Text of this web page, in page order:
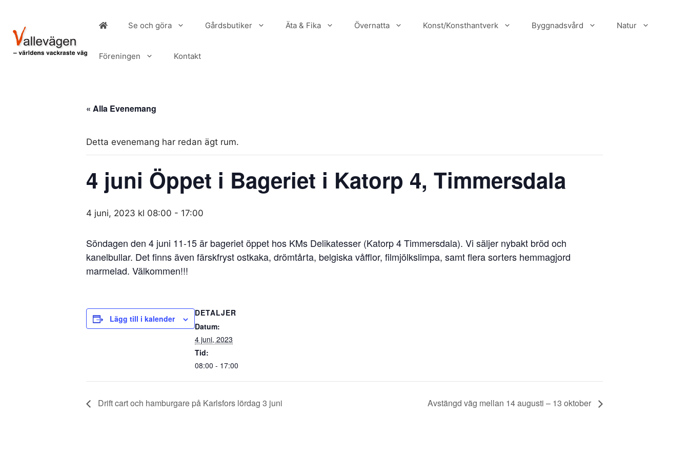
innehåll
Se och göra Gårdsbutiker Äta & Fika Övernatta Konst/Konsthantverk Byggnadsvård Natur
Föreningen Kontakt
« Alla Evenemang
Detta evenemang har redan ägt rum.
4 juni Öppet i Bageriet i Katorp 4, Timmersdala
4 juni, 2023 kl 08:00 - 17:00
Söndagen den 4 juni 11-15 är bageriet öppet hos KMs Delikatesser (Katorp 4 Timmersdala). Vi säljer nybakt bröd och
kanelbullar. Det finns även färskfryst ostkaka, drömtårta, belgiska våfflor, filmjölkslimpa, samt flera sorters hemmagjord
marmelad. Välkommen!!!
Lägg till i kalender
DETALJER
Datum:
4 juni, 2023
Tid:
08:00 - 17:00
Drift cart och hamburgare på Karlsfors lördag 3 juni Avstängd väg mellan 14 augusti – 13 oktober